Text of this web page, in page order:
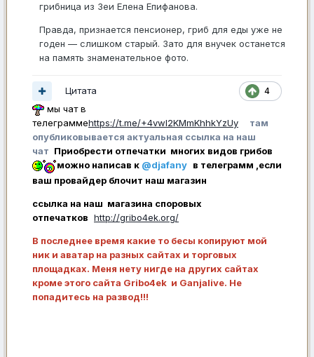
грибница из Зеи Елена Епифанова.
Правда, признается пенсионер, гриб для еды уже не
годен — слишком старый. Зато для внучек останется
на память знаменательное фото.
4
Цитата
мы чат в
телеграммеhttps://t.me/+4vwl2KMmKhhkYzUy
там
опубликовывается актуальная ссылка на наш
чат Приобрести отпечатки многих видов грибов
можно написав к @djafany в телеграмм ,если
ваш провайдер блочит наш магазин
ссылка на наш магазина споровых
отпечатков http://gribo4ek.org/
В последнее время какие то бесы копируют мой
ник и аватар на разных сайтах и торговых
площадках. Меня нету нигде на других сайтах
кроме этого сайта Gribo4ek и Ganjalive. Не
попадитесь на развод!!!